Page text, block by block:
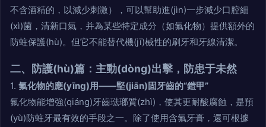
不含酒精的，以減少刺激），可以幫助進(jìn)一步減少口腔細
(xì)菌，清新口氣，并為某些特定成分（如氟化物）提供額外的
防蛀保護(hù)。但它不能替代機(jī)械性的刷牙和牙線清潔。
二、防護(hù)篇：主動(dòng)出擊，防患于未然
1. 氟化物的應(yīng)用——堅(jiān)固牙齒的“鎧甲”
氟化物能增強(qiáng)牙齒琺瑯質(zhì)，使其更耐酸腐蝕，是預
(yù)防蛀牙最有效的手段之一。除了使用含氟牙膏，還可根據